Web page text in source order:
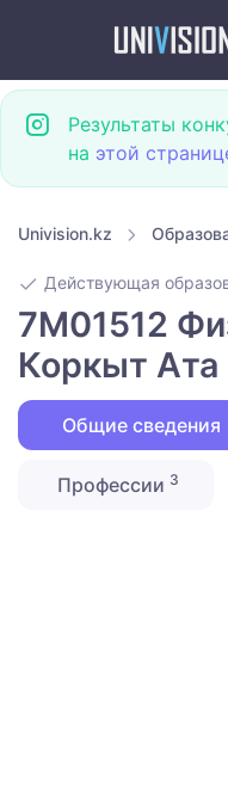
Результаты
на этой
Univision.kz
Действующая
7M01512
Коркыт Ата
Общие сведения
Профессии 3